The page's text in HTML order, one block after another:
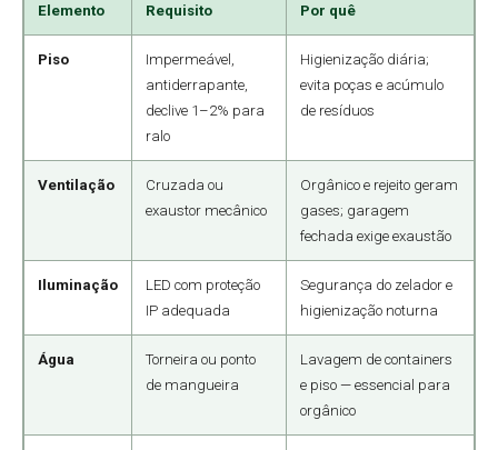
Elemento Requisito Por quê
Piso
Impermeável,
antiderrapante,
declive 1–2% para
ralo
Higienização diária;
evita poças e acúmulo
de resíduos
Ventilação
Cruzada ou
exaustor mecânico
Orgânico e rejeito geram
gases; garagem
fechada exige exaustão
Iluminação
LED com proteção
IP adequada
Segurança do zelador e
higienização noturna
Água
Torneira ou ponto
de mangueira
Lavagem de containers
e piso — essencial para
orgânico